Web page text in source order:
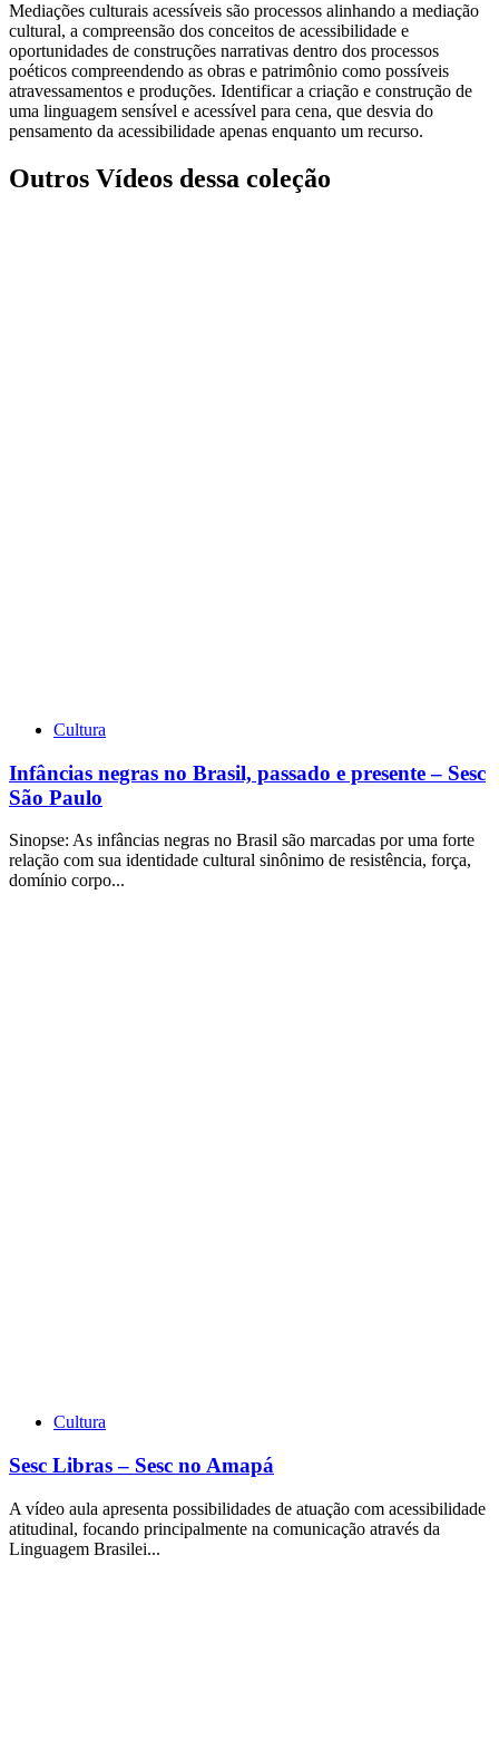
Mediações culturais acessíveis são processos alinhando a mediação
cultural, a compreensão dos conceitos de acessibilidade e
oportunidades de construções narrativas dentro dos processos
poéticos compreendendo as obras e patrimônio como possíveis
atravessamentos e produções. Identificar a criação e construção de
uma linguagem sensível e acessível para cena, que desvia do
pensamento da acessibilidade apenas enquanto um recurso.
Outros Vídeos dessa coleção
Cultura
Infâncias negras no Brasil, passado e presente – Sesc
São Paulo
Sinopse: As infâncias negras no Brasil são marcadas por uma forte
relação com sua identidade cultural sinônimo de resistência, força,
domínio corpo...
Cultura
Sesc Libras – Sesc no Amapá
A vídeo aula apresenta possibilidades de atuação com acessibilidade
atitudinal, focando principalmente na comunicação através da
Linguagem Brasilei...